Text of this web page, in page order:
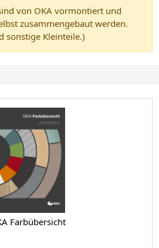
von OKA vormontiert und
zusammengebaut werden.
sonstige Kleinteile.)
Farbübersicht